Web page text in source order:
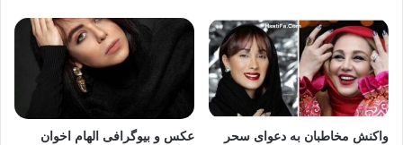
واکنش مخاطبان به دعوای سحر
عکس و بیوگرافی الهام اخوان